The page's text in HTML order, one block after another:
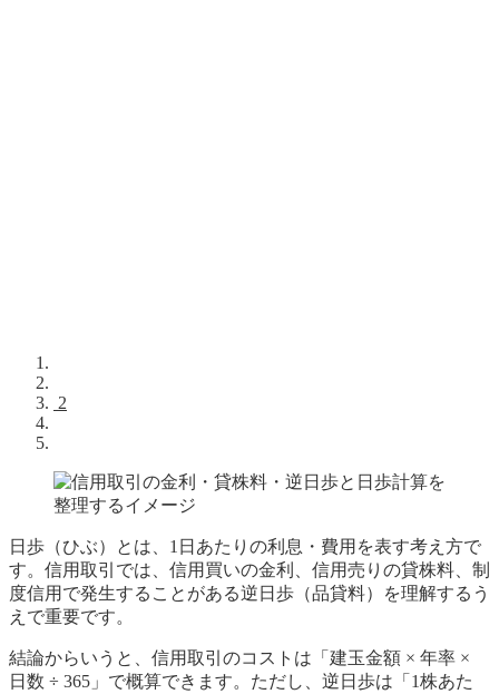
2
日歩（ひぶ）とは、1日あたりの利息・費用を表す考え方で
す。信用取引では、信用買いの金利、信用売りの貸株料、制
度信用で発生することがある逆日歩（品貸料）を理解するう
えで重要です。
結論からいうと、信用取引のコストは「建玉金額 × 年率 ×
日数 ÷ 365」で概算できます。ただし、逆日歩は「1株あた